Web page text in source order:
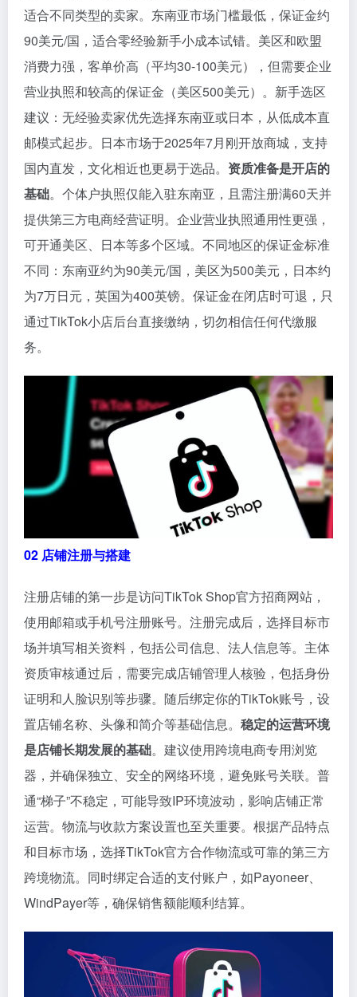
适合不同类型的卖家。东南亚市场门槛最低，保证金约
90美元/国，适合零经验新手小成本试错。美区和欧盟
消费力强，客单价高（平均30-100美元），但需要企业
营业执照和较高的保证金（美区500美元）。新手选区
建议：无经验卖家优先选择东南亚或日本，从低成本直
邮模式起步。日本市场于2025年7月刚开放商城，支持
国内直发，文化相近也更易于选品。 资质准备是开店的
基础。个体户执照仅能入驻东南亚，且需注册满60天并
提供第三方电商经营证明。企业营业执照通用性更强，
可开通美区、日本等多个区域。不同地区的保证金标准
不同：东南亚约为90美元/国，美区为500美元，日本约
为7万日元，英国为400英镑。保证金在闭店时可退，只
通过TikTok小店后台直接缴纳，切勿相信任何代缴服
务。
02 店铺注册与搭建
注册店铺的第一步是访问TikTok Shop官方招商网站，
使用邮箱或手机号注册账号。注册完成后，选择目标市
场并填写相关资料，包括公司信息、法人信息等。主体
资质审核通过后，需要完成店铺管理人核验，包括身份
证明和人脸识别等步骤。随后绑定你的TikTok账号，设
置店铺名称、头像和简介等基础信息。 稳定的运营环境
是店铺长期发展的基础。建议使用跨境电商专用浏览
器，并确保独立、安全的网络环境，避免账号关联。普
通“梯子”不稳定，可能导致IP环境波动，影响店铺正常
运营。物流与收款方案设置也至关重要。根据产品特点
和目标市场，选择TikTok官方合作物流或可靠的第三方
跨境物流。同时绑定合适的支付账户，如Payoneer、
WindPayer等，确保销售额能顺利结算。